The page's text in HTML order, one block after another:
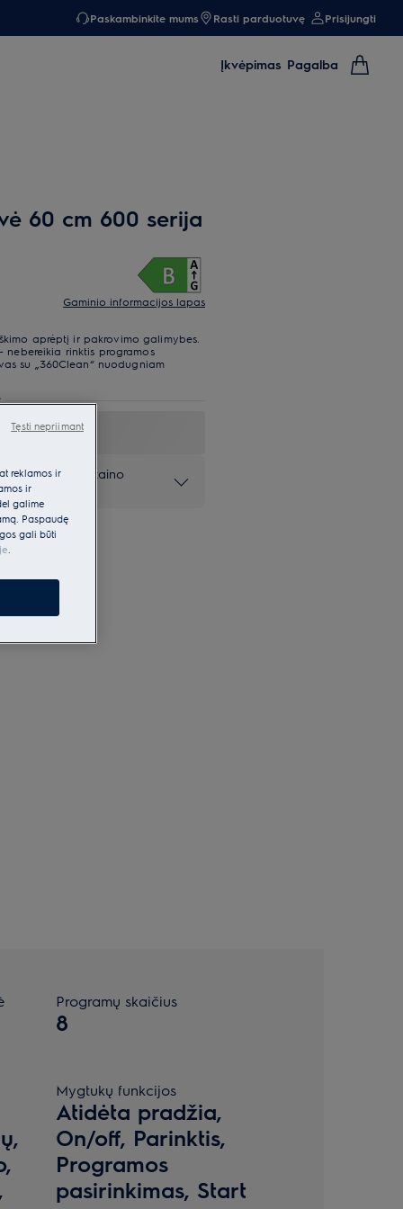
Paskambinkite mums Rasti parduotuvę Prisijungti
Įkvėpimas Pagalba
60 cm 600 serija
Gaminio informacijos lapas
aprėptį ir pakrovimo galimybes.
nebereikia rinktis programos
su „360Clean“ nuodugniam
– aukštos dizaino
Programų skaičius
8
Mygtukų funkcijos
Atidėta pradžia,
On/off, Parinktis,
Programos
pasirinkimas, Start
reklamos ir
ir
galime
Paspaudę
gali būti
.
Tęsti nepriimant